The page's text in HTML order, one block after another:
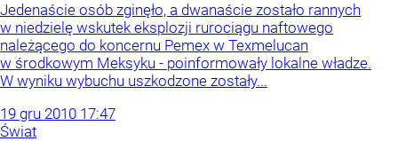
Jedenaście osób zginęło, a dwanaście zostało rannych
w niedzielę wskutek eksplozji rurociągu naftowego
należącego do koncernu Pemex w Texmelucan
w środkowym Meksyku - poinformowały lokalne władze.
W wyniku wybuchu uszkodzone zostały...
19 gru 2010 17:47
Świat